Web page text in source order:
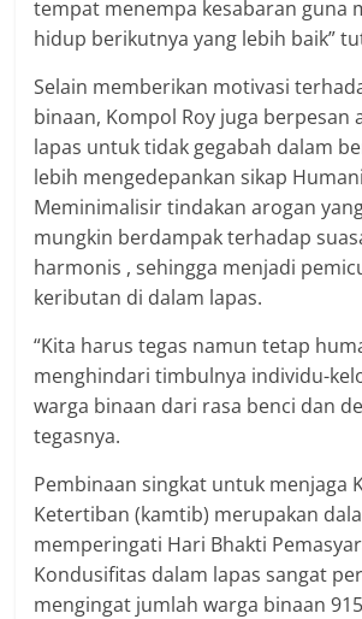
tempat menempa kesabaran guna
hidup berikutnya yang lebih baik”
Selain memberikan motivasi
binaan, Kompol Roy juga berpesan
lapas untuk tidak gegabah dalam
lebih mengedepankan sikap
Meminimalisir tindakan arogan
mungkin berdampak terhadap
harmonis , sehingga menjadi
keributan di dalam lapas.
“Kita harus tegas namun tetap
menghindari timbulnya individu-
warga binaan dari rasa benci dan
tegasnya.
Pembinaan singkat untuk menjaga
Ketertiban (kamtib) merupakan
memperingati Hari Bhakti
Kondusifitas dalam lapas sangat
mengingat jumlah warga binaan